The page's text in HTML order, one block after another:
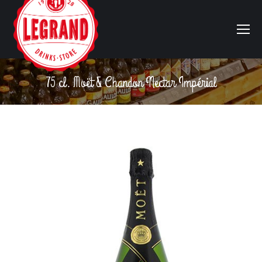
75 cl. Moët & Chandon Nectar Impérial
Vous êtes ici :